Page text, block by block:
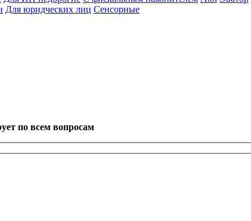
Для юридческих лиц Сенсорные
по всем вопросам